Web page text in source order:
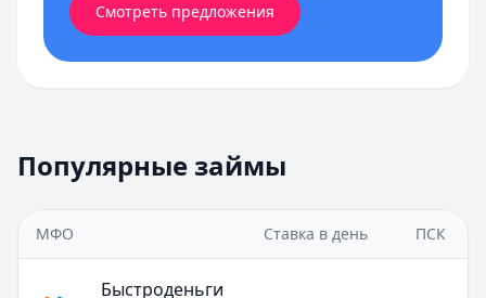
Смотреть предложения
Популярные займы
МФО Ставка в день ПСК
Быстроденьги